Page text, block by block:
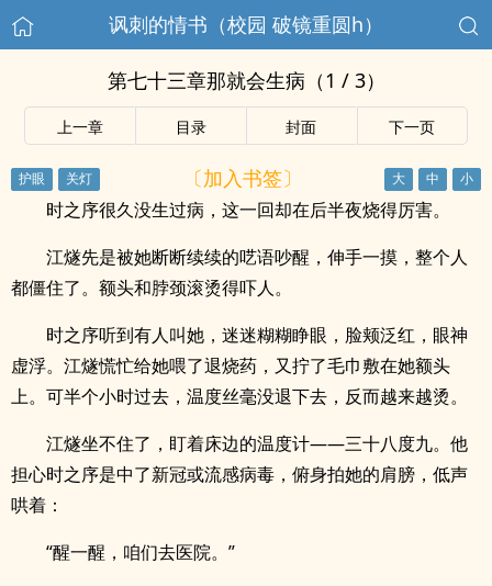
讽刺的情书（校园 破镜重圆h）
第七十三章那就会生病（1 / 3）
上一章 目录 封面 下一页
〔加入书签〕
时之序很久没生过病，这一回却在后半夜烧得厉害。
江燧先是被她断断续续的呓语吵醒，伸手一摸，整个人
都僵住了。额头和脖颈滚烫得吓人。
时之序听到有人叫她，迷迷糊糊睁眼，脸颊泛红，眼神
虚浮。江燧慌忙给她喂了退烧药，又拧了毛巾敷在她额头
上。可半个小时过去，温度丝毫没退下去，反而越来越烫。
江燧坐不住了，盯着床边的温度计——三十八度九。他
担心时之序是中了新冠或流感病毒，俯身拍她的肩膀，低声
哄着：
“醒一醒，咱们去医院。”